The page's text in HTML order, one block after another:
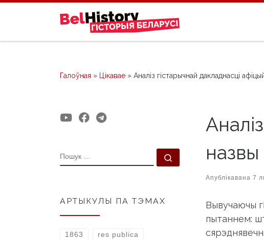
Skip to content
Галоўная » Цікавае » Аналіз гістарычнай дакладнасці
назвы
Апублікавана 7
Вывучаючы
пытаннем:
ПОШУК Пошук …
АРТЫКУЛЫ ПА ТЭМАХ
1863 res publica